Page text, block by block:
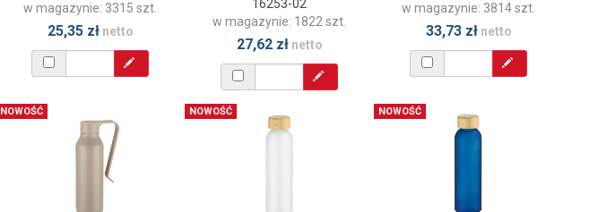
w magazynie: 3315 szt.
25,35 złnetto
16253-02
w magazynie: 1822 szt.
27,62 złnetto
w magazynie: 3814 szt.
33,73 złnetto
NOWOŚĆ NOWOŚĆ NOWOŚĆ